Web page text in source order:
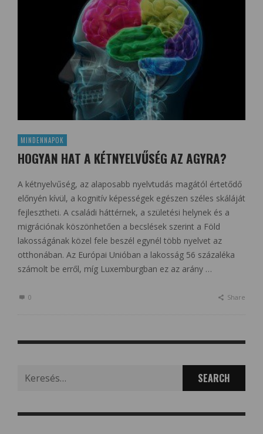
MINDENNAPOK
HOGYAN HAT A KÉTNYELVŰSÉG AZ AGYRA?
A kétnyelvűség, az alaposabb nyelvtudás magától értetődő
előnyén kívül, a kognitív képességek egészen széles skáláját
fejlesztheti. A családi háttérnek, a születési helynek és a
migrációnak köszönhetően a becslések szerint a Föld
lakosságának közel fele beszél egynél több nyelvet az
otthonában. Az Európai Unióban a lakosság 56 százaléka
számolt be erről, míg Luxemburgban ez az arány …
0 Share